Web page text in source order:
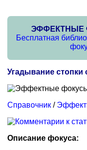
ЭФФЕКТНЫЕ
Бесплатная
Угадывание стопки
Справочник /
Описание фокуса: